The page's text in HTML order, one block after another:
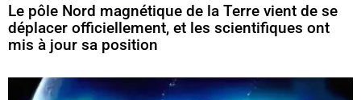
Le pôle Nord magnétique de la Terre vient de se
déplacer officiellement, et les scientifiques ont
mis à jour sa position